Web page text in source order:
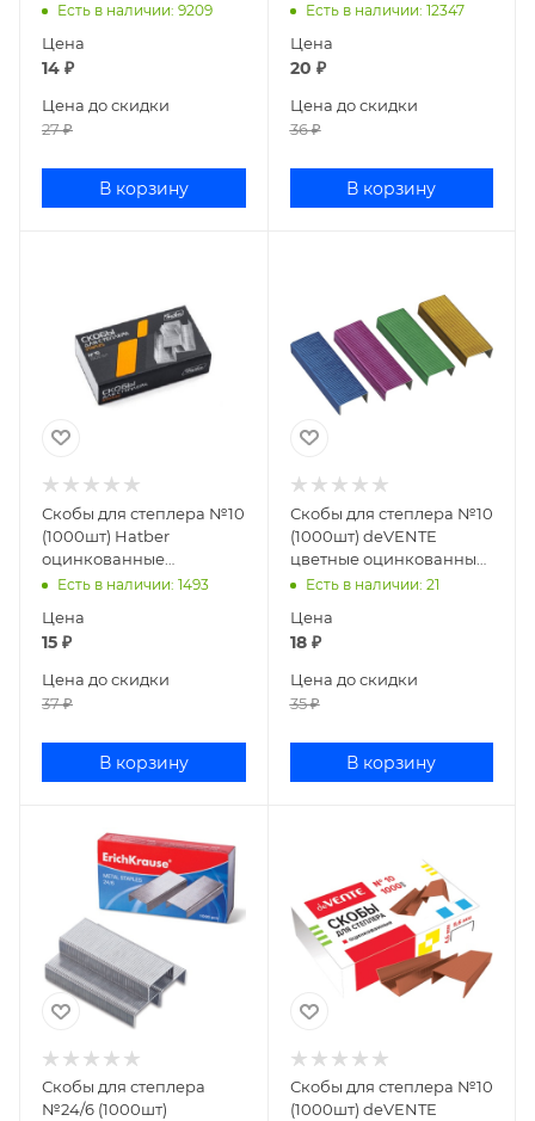
Есть в наличии: 9209
Цена
14 ₽
Цена до скидки
27₽
В корзину
Есть в наличии: 12347
Цена
20 ₽
Цена до скидки
36₽
В корзину
Скобы для степлера №10
(1000шт) Hatber
оцинкованные
10DS_00010/SS_063650
Есть в наличии: 1493
Цена
15 ₽
Цена до скидки
37₽
В корзину
Скобы для степлера №10
(1000шт) deVENTE
цветные оцинкованные
4141900
Есть в наличии: 21
Цена
18₽
Цена до скидки
35₽
В корзину
Скобы для степлера
№24/6 (1000шт)
Скобы для степлера №10
(1000шт) deVENTE